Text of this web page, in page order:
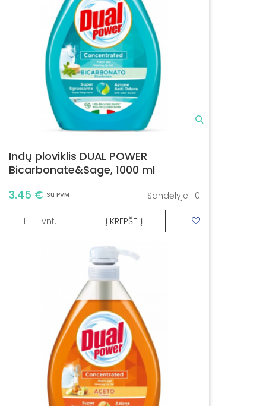
Indų ploviklis DUAL POWER
Bicarbonate&Sage, 1000 ml
3.45 € Su PVM Sandėlyje: 10
vnt. Į KREPŠELĮ